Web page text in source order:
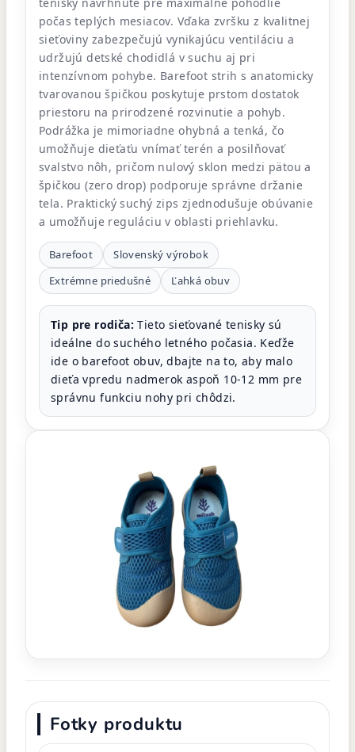
počas teplých mesiacov. Vďaka zvršku z kvalitnej
sieťoviny zabezpečujú vynikajúcu ventiláciu a
udržujú detské chodidlá v suchu aj pri
intenzívnom pohybe. Barefoot strih s anatomicky
tvarovanou špičkou poskytuje prstom dostatok
priestoru na prirodzené rozvinutie a pohyb.
Podrážka je mimoriadne ohybná a tenká, čo
umožňuje dieťaťu vnímať terén a posilňovať
svalstvo nôh, pričom nulový sklon medzi pätou a
špičkou (zero drop) podporuje správne držanie
tela. Praktický suchý zips zjednodušuje obúvanie
a umožňuje reguláciu v oblasti priehlavku.
Barefoot
Slovenský výrobok
Extrémne priedušné
Ľahká obuv
Tip pre rodiča: Tieto sieťované tenisky sú
ideálne do suchého letného počasia. Keďže
ide o barefoot obuv, dbajte na to, aby malo
dieťa vpredu nadmerok aspoň 10-12 mm pre
správnu funkciu nohy pri chôdzi.
Fotky produktu